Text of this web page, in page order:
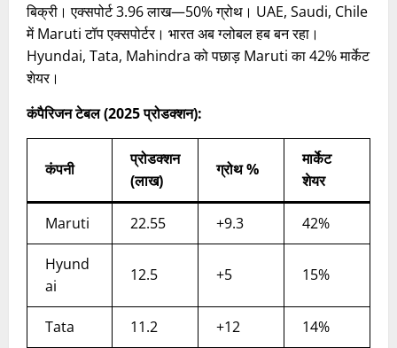
बिक्री। एक्सपोर्ट 3.96 लाख—50% ग्रोथ। UAE, Saudi, Chile
में Maruti टॉप एक्सपोर्टर। भारत अब ग्लोबल हब बन रहा।
Hyundai, Tata, Mahindra को पछाड़ Maruti का 42% मार्केट
शेयर।​
कंपैरिजन टेबल (2025 प्रोडक्शन):
कंपनी
प्रोडक्शन
(लाख)
ग्रोथ %
मार्केट
शेयर
Maruti 22.55 +9.3 42%
Hyund
ai
12.5 +5 15%
Tata 11.2 +12 14%